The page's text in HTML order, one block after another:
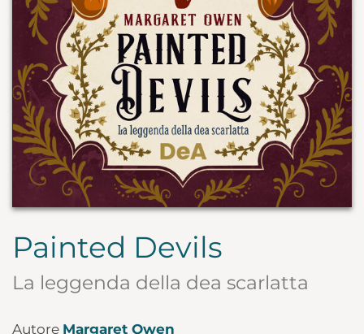
Painted Devils
La leggenda della dea scarlatta
Autore Margaret Owen